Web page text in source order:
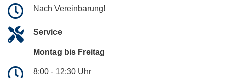
Nach Vereinbarung!
Service
Montag bis Freitag
8:00 - 12:30 Uhr